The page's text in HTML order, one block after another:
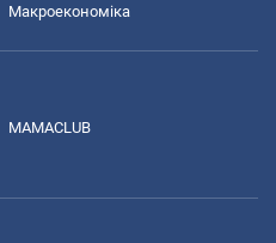
Макроекономіка
MAMACLUB